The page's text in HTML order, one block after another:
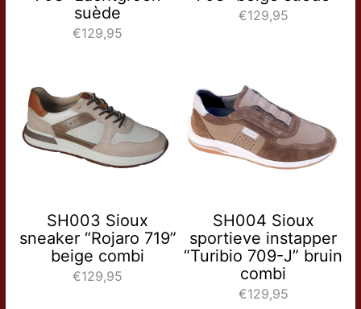
suède
€129,95
€129,95
SH003 Sioux
sneaker “Rojaro 719”
beige combi
€129,95
SH004 Sioux
sportieve instapper
“Turibio 709-J” bruin
combi
€129,95